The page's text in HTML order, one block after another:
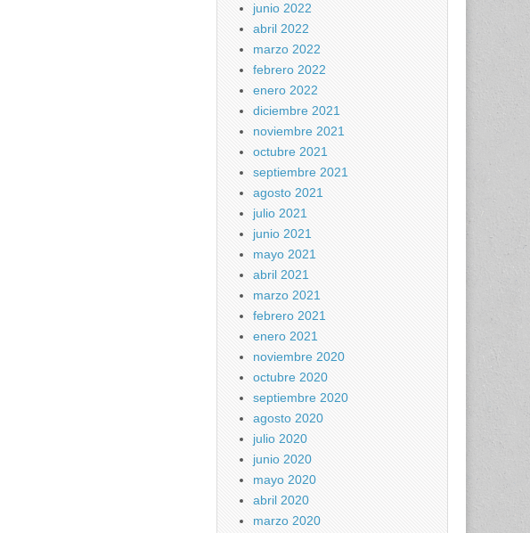
junio 2022
abril 2022
marzo 2022
febrero 2022
enero 2022
diciembre 2021
noviembre 2021
octubre 2021
septiembre 2021
agosto 2021
julio 2021
junio 2021
mayo 2021
abril 2021
marzo 2021
febrero 2021
enero 2021
noviembre 2020
octubre 2020
septiembre 2020
agosto 2020
julio 2020
junio 2020
mayo 2020
abril 2020
marzo 2020